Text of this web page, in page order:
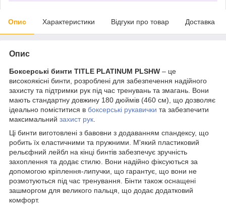
Опис Характеристики Відгуки про товар Доставка
Опис
Боксерські бинти TITLE PLATINUM PLSHW – це
високоякісні бинти, розроблені для забезпечення надійного
захисту та підтримки рук під час тренувань та змагань. Вони
мають стандартну довжину 180 дюймів (460 см), що дозволяє
ідеально поміститися в боксерські рукавички та забезпечити
максимальний захист рук
Ці бинти виготовлені з бавовни з додаванням спандексу, що
робить їх еластичними та пружними. М'який пластиковий
рельєфний лейбл на кінці бинтів забезпечує зручність
захоплення та додає стилю. Вони надійно фіксуються за
допомогою кріплення-липучки, що гарантує, що вони не
розмотуються під час тренування. Бінти також оснащені
зашморгом для великого пальця, що додає додатковий
комфорт.